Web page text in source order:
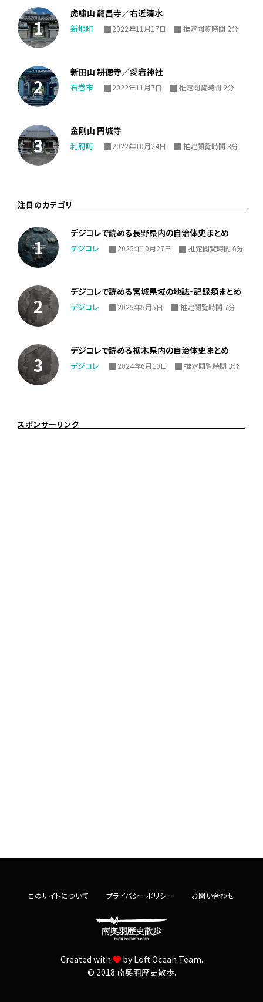
虎嘯山 龍昌寺／右近清水
新地町 2022年11月17日 推定閲覧時間 2分
新田山 耕徳寺／愛宕神社
石巻市 2022年11月7日 推定閲覧時間 2分
金剛山 円城寺
利府町 2022年10月24日 推定閲覧時間 3分
注目のカテゴリ
デジコレで読める長野県内の自治体史まとめ
デジコレ 2025年10月27日 推定閲覧時間 6分
デジコレで読める宮城県域の地誌・記録類まとめ
デジコレ 2025年5月5日 推定閲覧時間 7分
デジコレで読める栃木県内の自治体史まとめ
デジコレ 2024年6月10日 推定閲覧時間 3分
スポンサーリンク
このサイトについて プライバシーポリシー お問い合わせ
Created with by Loft.Ocean Team.
© 2018 南奥羽歴史散歩.